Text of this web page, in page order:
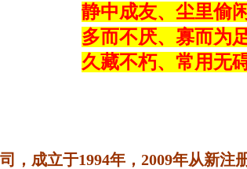
静中成友、尘里偷闲
多而不厌、寡而为足
久藏不朽、常用无碍
，成立于1994年，2009年从新